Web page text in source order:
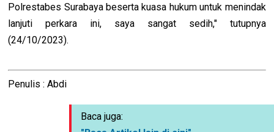
Polrestabes Surabaya beserta kuasa hukum untuk menindak
lanjuti perkara ini, saya sangat sedih," tutupnya
(24/10/2023).
Penulis : Abdi
Baca juga: